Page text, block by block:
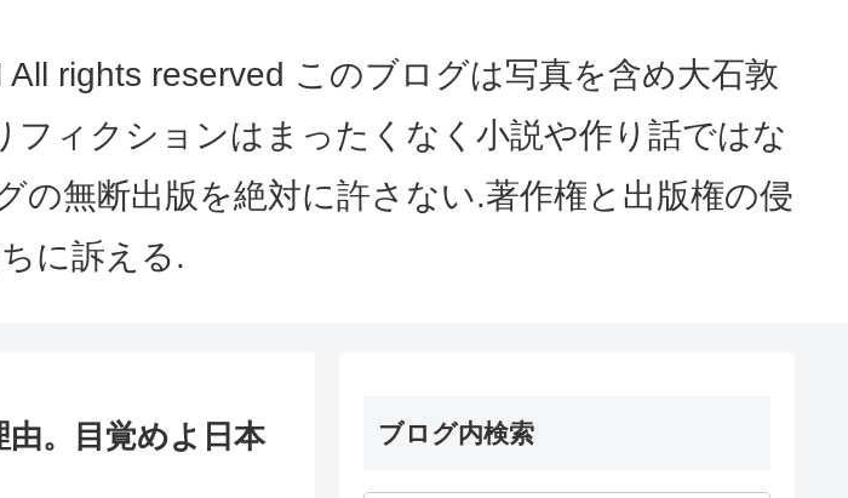
rights reserved このブログは写真を含め大石敦
ィクションはまったくなく小説や作り話ではな
無断出版を絶対に許さない.著作権と出版権の侵
に訴える.
。目覚めよ日本
ブログ内検索